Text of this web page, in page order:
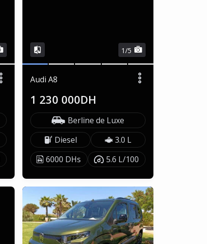
1/5
Audi A8
1 230 000DH
Berline de Luxe
Diesel
3.0 L
6000 DHs
5.6 L/100